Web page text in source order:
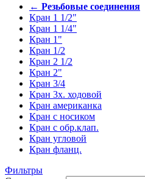
← Резьбовые соединения
Кран 1 1/2"
Кран 1 1/4"
Кран 1"
Кран 1/2
Кран 2 1/2
Кран 2"
Кран 3/4
Кран 3х. ходовой
Кран американка
Кран с носиком
Кран с обр.клап.
Кран угловой
Кран фланц.
Фильтры